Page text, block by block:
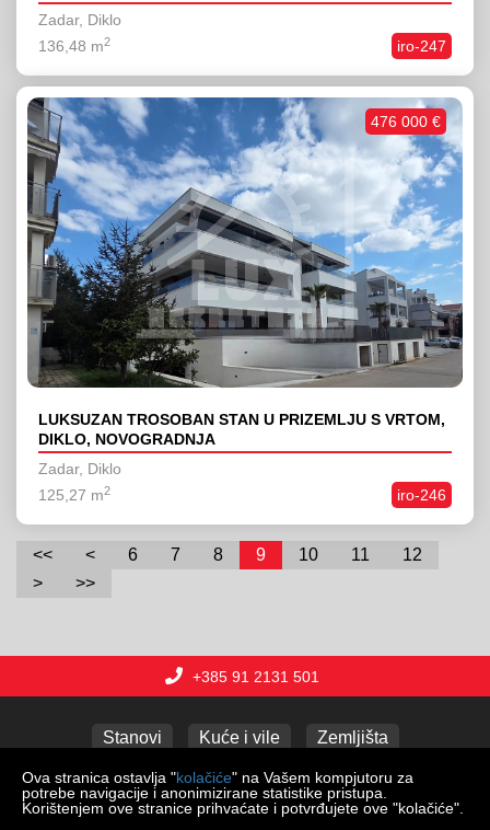
Zadar, Diklo
iro-247
136,48 m2
LUKSUZAN TROSOBAN STAN U PRIZEMLJU S VRTOM,
DIKLO, NOVOGRADNJA
Zadar, Diklo
iro-246
125,27 m2
476 000 €
<< < 6 7 8 9 10 11
12
>
>>
+385 91 2131 501
Stanovi Kuće i vile Zemljišta
Poslovni prostori Apartmani Garaže
Ova stranica ostavlja "kolačiće" na Vašem kompjutoru za
potrebe navigacije i anonimizirane statistike pristupa.
Korištenjem ove stranice prihvaćate i potvrđujete ove "kolačiće".